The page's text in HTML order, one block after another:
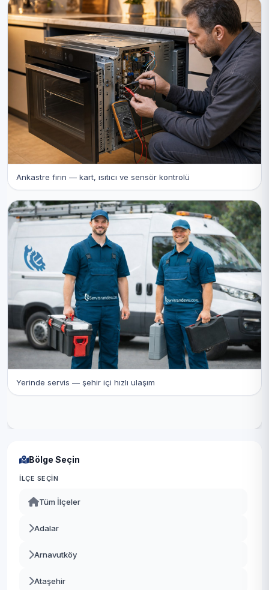
Ankastre fırın — kart, ısıtıcı ve sensör kontrolü
Yerinde servis — şehir içi hızlı ulaşım
Bölge Seçin
İLÇE SEÇIN
Tüm İlçeler
Adalar
Arnavutköy
Ataşehir